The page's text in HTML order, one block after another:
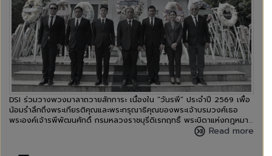
DSI ร่วมวางพวงมาลาถวายสักการะ เนื่องใน “วันรพี” ประจำปี 2569 เพื่อ
น้อมรำลึกถึงพระเกียรติคุณและพระกรุณาธิคุณของพระเจ้าบรมวงศ์เธอ
พระองค์เจ้ารพีพัฒนศักดิ์ กรมหลวงราชบุรีดิเรกฤทธิ์ พระบิดาแห่งกฎหมาย
Read more